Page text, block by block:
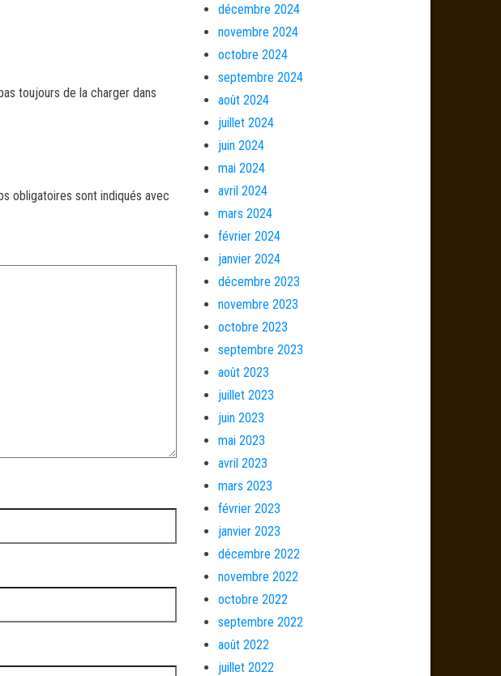
toujours de la charger dans
obligatoires sont indiqués avec
décembre 2024
novembre 2024
octobre 2024
septembre 2024
août 2024
juillet 2024
juin 2024
mai 2024
avril 2024
mars 2024
février 2024
janvier 2024
décembre 2023
novembre 2023
octobre 2023
septembre 2023
août 2023
juillet 2023
juin 2023
mai 2023
avril 2023
mars 2023
février 2023
janvier 2023
décembre 2022
novembre 2022
octobre 2022
septembre 2022
août 2022
juillet 2022